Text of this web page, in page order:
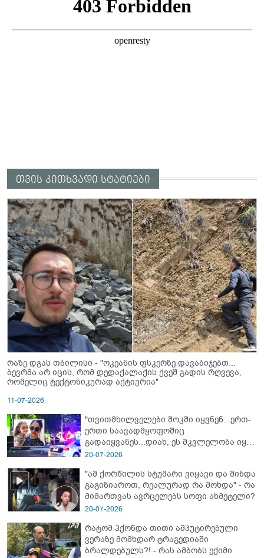
თვის კითხვადი სტატიები
რაზე დგას თბილისი - "ოკეანის ფსკერზე დავაბიჯებთ...
ბევრმა არ იცის, რომ დედაქალაქის ქვეშ გადის რღვევა,
რომელიც ტექტონიკურად აქტიურია"
11-07-2026
"თვითმხილველები შოკში იყვნენ...ერთ-
ერთი საავადმყოფოშიც
გადაიყვანეს...დიახ, ეს მკვლელობა იყო"
- გორში დატრიალებული ტრაგედიის
20-07-2026
"ამ ქორწილის სტუმარი ვიყავი და მინდა
გაგიზიაროთ, რეალურად რა მოხდა" - რა
მიმართვას ავრცელებს სოფი ახმეტელი?
20-07-2026
რატომ ჰქონდა თითი ამპუტირებული
ვერაზე მომხდარ ტრაგედიაში
ბრალდებულს?! - რას ამბობს ექიმი